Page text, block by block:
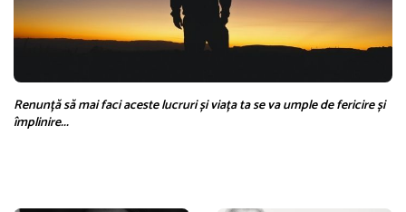
Renunță să mai faci aceste lucruri și viața ta se va umple de fericire și
împlinire...